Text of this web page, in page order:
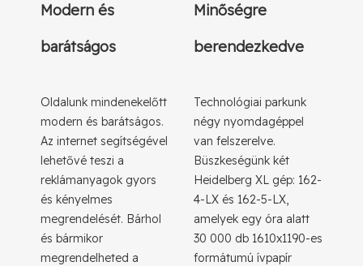
Modern és
barátságos
Oldalunk mindenekelőtt
modern és barátságos.
Az internet segítségével
lehetővé teszi a
reklámanyagok gyors
és kényelmes
megrendelését. Bárhol
és bármikor
megrendelheted a
Minőségre
berendezkedve
Technológiai parkunk
négy nyomdagéppel
van felszerelve.
Büszkeségünk két
Heidelberg XL gép: 162-
4-LX és 162-5-LX,
amelyek egy óra alatt
30 000 db 1610x1190-es
formátumú ívpapír